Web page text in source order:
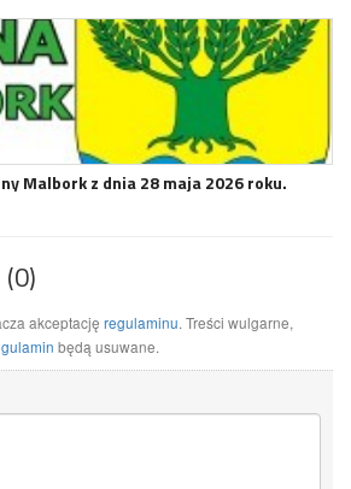
Malbork z dnia 28 maja 2026 roku.
akceptację regulaminu. Treści wulgarne,
będą usuwane.